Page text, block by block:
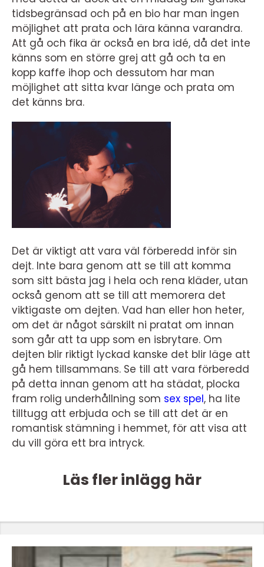
tidsbegränsad och på en bio har man ingen
möjlighet att prata och lära känna varandra.
Att gå och fika är också en bra idé, då det inte
känns som en större grej att gå och ta en
kopp kaffe ihop och dessutom har man
möjlighet att sitta kvar länge och prata om
det känns bra.
Det är viktigt att vara väl förberedd inför sin
dejt. Inte bara genom att se till att komma
som sitt bästa jag i hela och rena kläder, utan
också genom att se till att memorera det
viktigaste om dejten. Vad han eller hon heter,
om det är något särskilt ni pratat om innan
som går att ta upp som en isbrytare. Om
dejten blir riktigt lyckad kanske det blir läge att
gå hem tillsammans. Se till att vara förberedd
på detta innan genom att ha städat, plocka
fram rolig underhållning som sex spel, ha lite
tilltugg att erbjuda och se till att det är en
romantisk stämning i hemmet, för att visa att
du vill göra ett bra intryck.
Läs fler inlägg här